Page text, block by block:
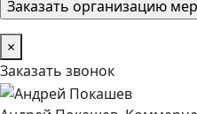
×
Заказать звонок